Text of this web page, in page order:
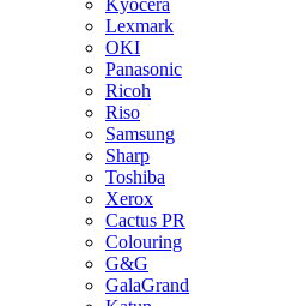
Kyocera
Lexmark
OKI
Panasonic
Ricoh
Riso
Samsung
Sharp
Toshiba
Xerox
Cactus PR
Colouring
G&G
GalaGrand